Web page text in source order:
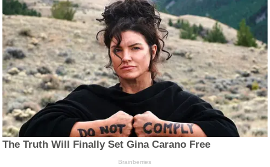
The Truth Will Finally Set Gina Carano Free
Brainberries